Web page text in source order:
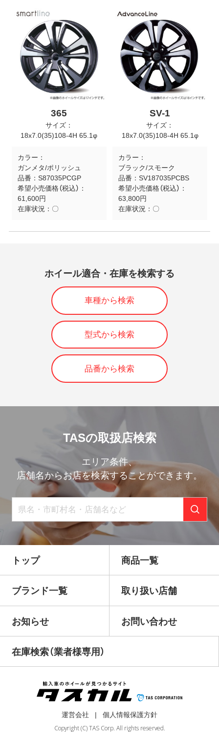
365
サイズ：
18x7.0(35)108-4H 65.1φ
カラー：
ガンメタ/ポリッシュ
品番： S87035PCGP
希望小売価格（税込）：
61,600円
在庫状況： 〇
SV-1
サイズ：
18x7.0(35)108-4H 65.1φ
カラー：
ブラック/スモーク
品番： SV187035PCBS
希望小売価格（税込）：
63,800円
在庫状況： 〇
ホイール適合・在庫を検索する
車種から検索
型式から検索
品番から検索
TASの取扱店検索
エリア条件、
店舗名からお店を検索することができます。
トップ 商品一覧
ブランド一覧 取り扱い店舗
お知らせ お問い合わせ
在庫検索（業者様専用）
運営会社
個人情報保護方針
Copyright (C) TAS Corp. All rights reserved.